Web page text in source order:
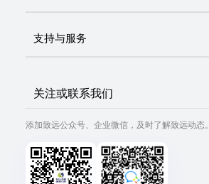
支持与服务
关注或联系我们
添加致远公众号、企业微信，及时了解致远动态。